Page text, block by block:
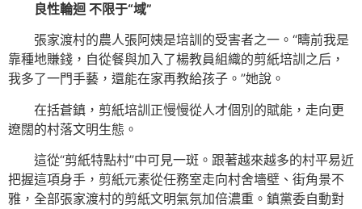
良性輪迴 不限于“域”
張家渡村的農人張阿姨是培訓的受害者之一。“疇前我是
靠種地賺錢，自從餐與加入了楊教員組織的剪紙培訓之后，
我多了一門手藝，還能在家再教給孩子。”她說。
在括蒼鎮，剪紙培訓正慢慢從人才個別的賦能，走向更
遼闊的村落文明生態。
這從“剪紙特點村”中可見一斑。跟著越來越多的村平易近
把握這項身手，剪紙元素從任務室走向村舍墻壁、街角景不
雅，全部張家渡村的剪紙文明氣氛加倍濃重。鎮黨委自動對